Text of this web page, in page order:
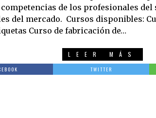
de los profesionales del
del mercado. Cursos disponibles:
Curso de fabricación de…
LEER MÁS
TWITTER